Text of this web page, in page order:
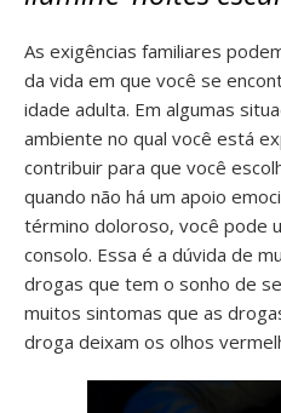
As exigências familiares
da vida em que você se
idade adulta. Em algumas
ambiente no qual você está
contribuir para que você
quando não há um apoio
término doloroso, você pode
consolo. Essa é a dúvida de
drogas que tem o sonho de
muitos sintomas que as
droga deixam os olhos